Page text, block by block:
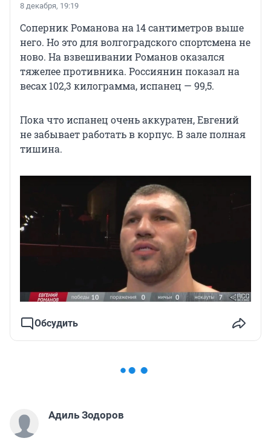
8 декабря, 19:19
Соперник Романова на 14 сантиметров выше
него. Но это для волгоградского спортсмена не
ново. На взвешивании Романов оказался
тяжелее противника. Россиянин показал на
весах 102,3 килограмма, испанец — 99,5.
Пока что испанец очень аккуратен, Евгений
не забывает работать в корпус. В зале полная
тишина.
Обсудить
Адиль Зодоров